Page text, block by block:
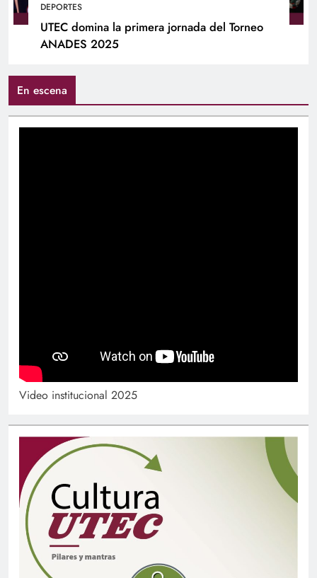
DEPORTES
UTEC domina la primera jornada del Torneo
ANADES 2025
En escena
Video institucional 2025